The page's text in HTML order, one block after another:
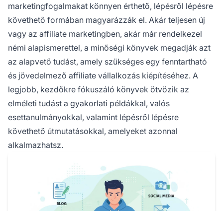
marketingfogalmakat könnyen érthető, lépésről lépésre
követhető formában magyarázzák el. Akár teljesen új
vagy az affiliate marketingben, akár már rendelkezel
némi alapismerettel, a minőségi könyvek megadják azt
az alapvető tudást, amely szükséges egy fenntartható
és jövedelmező affiliate vállalkozás kiépítéséhez. A
legjobb, kezdőkre fókuszáló könyvek ötvözik az
elméleti tudást a gyakorlati példákkal, valós
esettanulmányokkal, valamint lépésről lépésre
követhető útmutatásokkal, amelyeket azonnal
alkalmazhatsz.